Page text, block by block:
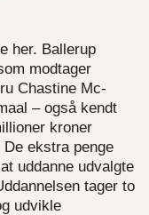
her. Ballerup
modtager
Chastine Mc-
– også kendt
kroner
ekstra penge
uddanne udvalgte
tager to
udvikle